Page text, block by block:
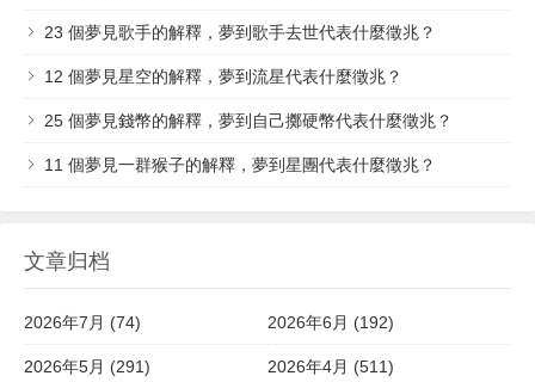
23 個夢見歌手的解釋，夢到歌手去世代表什麼徵兆？
12 個夢見星空的解釋，夢到流星代表什麼徵兆？
25 個夢見錢幣的解釋，夢到自己擲硬幣代表什麼徵兆？
11 個夢見一群猴子的解釋，夢到星團代表什麼徵兆？
文章归档
2026年7月 (74) 2026年6月 (192)
2026年5月 (291) 2026年4月 (511)